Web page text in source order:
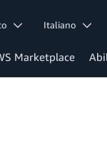
Italiano
Marketplace